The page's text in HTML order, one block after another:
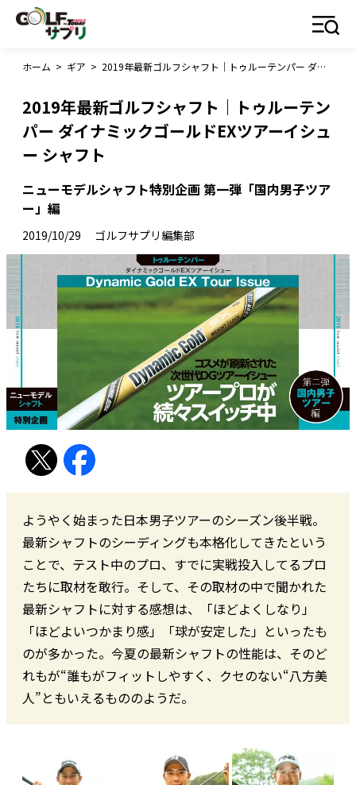
ホーム > ギア > 2019年最新ゴルフシャフト｜トゥルーテンパー ダイナミックゴールドEXツアーイシュー シャフト
2019年最新ゴルフシャフト｜トゥルーテン
パー ダイナミックゴールドEXツアーイシュ
ー シャフト
ニューモデルシャフト特別企画 第一弾「国内男子ツア
ー」編
2019/10/29 ゴルフサプリ編集部
ようやく始まった日本男子ツアーのシーズン後半戦。
最新シャフトのシーディングも本格化してきたという
ことで、テスト中のプロ、すでに実戦投入してるプロ
たちに取材を敢行。そして、その取材の中で聞かれた
最新シャフトに対する感想は、「ほどよくしなり」
「ほどよいつかまり感」「球が安定した」といったも
のが多かった。今夏の最新シャフトの性能は、そのど
れもが“誰もがフィットしやすく、クセのない“八方美
人”ともいえるもののようだ。